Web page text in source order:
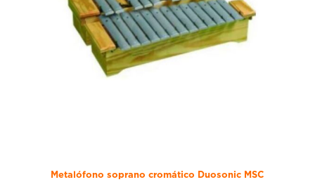
Metalófono soprano cromático Duosonic MSC